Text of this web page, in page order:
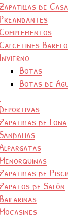
Zapatillas de Casa
Preandantes
Complementos
Calcetines
Invierno
Botas
Botas de
Zapatillas de Lona
Menorquinas
Zapatillas de
Zapatos de Salón
Bailarinas
Mocasines